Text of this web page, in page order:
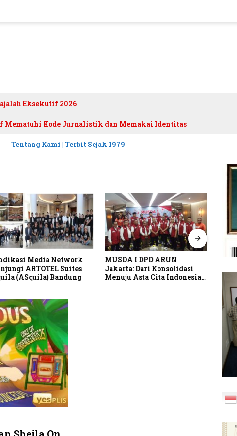
Eksekutif 2026
Mematuhi Kode Jurnalistik dan Memakai Identitas
Tentang Kami | Terbit Sejak 1979
Media Network
ARTOTEL Suites
(ASquila) Bandung
MUSDA I DPD ARUN
Jakarta: Dari Konsolidasi
Menuju Asta Cita Indonesia
Sheila On